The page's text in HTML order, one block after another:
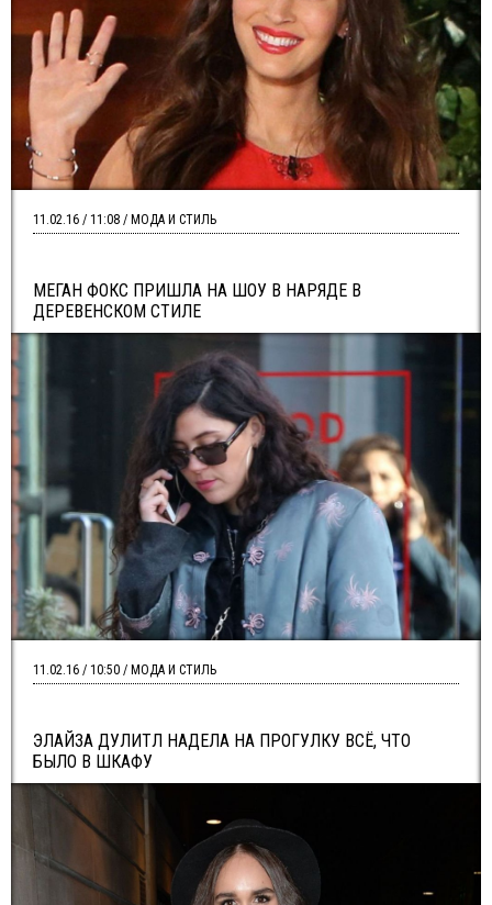
МЕГАН ФОКС ПРИШЛА НА ШОУ В НАРЯДЕ В
ДЕРЕВЕНСКОМ СТИЛЕ
11.02.16 / 11:08 / МОДА И СТИЛЬ
ЭЛАЙЗА ДУЛИТЛ НАДЕЛА НА ПРОГУЛКУ ВСЁ, ЧТО
БЫЛО В ШКАФУ
11.02.16 / 10:50 / МОДА И СТИЛЬ